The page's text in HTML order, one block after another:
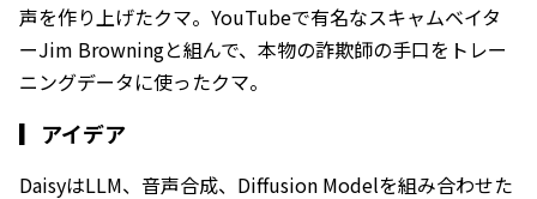
声を作り上げたクマ。YouTubeで有名なスキャムベイタ
ーJim Browningと組んで、本物の詐欺師の手口をトレー
ニングデータに使ったクマ。
▎ アイデア
DaisyはLLM、音声合成、Diffusion Modelを組み合わせた